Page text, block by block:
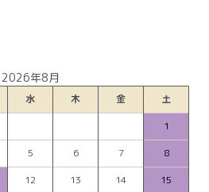
2026年8月
水 木 金
土
1
5 6 7
8
12 13 14
15